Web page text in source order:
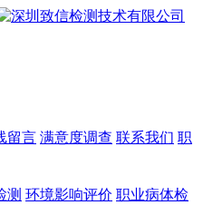
留言 满意度调查 联系我们 职
测 环境影响评价 职业病体检